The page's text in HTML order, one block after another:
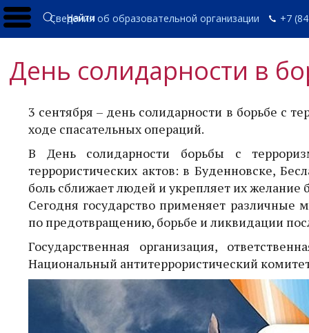
Найти
Сведения об образовательной организации +7
День солидарности в
3 сентября – день солидарности в борьбе с
ходе спасательных операций.
В День солидарности борьбы с
террористических актов: в Буденновске,
боль сближает людей и укрепляет их
Сегодня государство применяет
по предотвращению, борьбе и ликвидации
Государственная организация,
Национальный антитеррористический